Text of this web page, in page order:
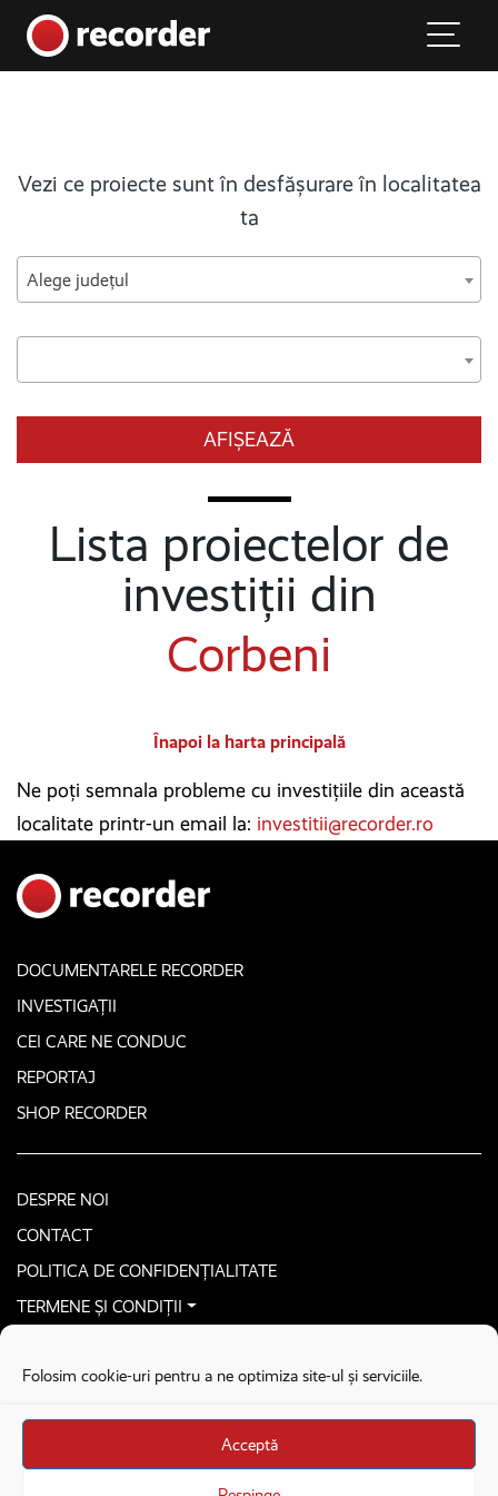
Folosim cookie-uri pentru a ne optimiza site-ul și serviciile.
Acceptă
Main Navigation
Vezi ce proiecte sunt în desfășurare în localitatea
ta
Alege județul
AFIȘEAZĂ
Lista proiectelor de
investiții din
Corbeni
Înapoi la harta principală
Ne poți semnala probleme cu investițiile din această
localitate printr-un email la: investitii@recorder.ro
DOCUMENTARELE RECORDER
INVESTIGAȚII
CEI CARE NE CONDUC
REPORTAJ
SHOP RECORDER
DESPRE NOI
CONTACT
POLITICA DE CONFIDENȚIALITATE
TERMENE ȘI CONDIȚII
Stega creative
Brandul Recorder e operat de Asociația Recorder Community, sub licența SC